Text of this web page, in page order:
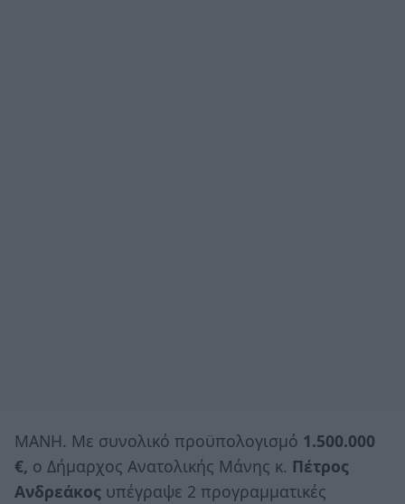
ΜΑΝΗ. Με συνολικό προϋπολογισμό 1.500.000
€, ο Δήμαρχος Ανατολικής Μάνης κ. Πέτρος
Ανδρεάκος υπέγραψε 2 προγραμματικές